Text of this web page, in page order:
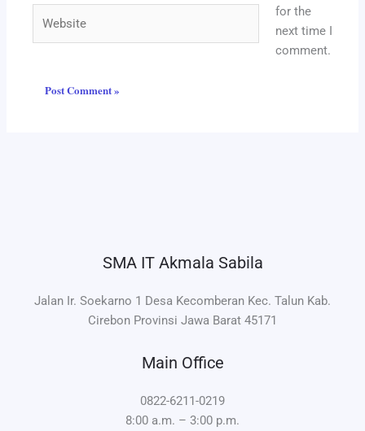
for the
next time I
comment.
SMA IT Akmala Sabila
Jalan Ir. Soekarno 1 Desa Kecomberan Kec. Talun Kab.
Cirebon Provinsi Jawa Barat 45171
Main Office
0822-6211-0219
8:00 a.m. – 3:00 p.m.